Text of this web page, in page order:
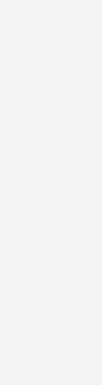
die
und
oder der
verwenden.
gibt
und
Bauteileditoren
der meisten
AX 3000,
Revit
(TGA 11-